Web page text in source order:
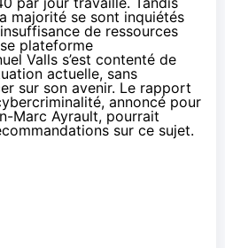
majorité se sont inquiétés
de ressources
plateforme
Valls s’est contenté de
actuelle, sans
sur son avenir. Le rapport
annoncé pour
Marc Ayrault, pourrait
sur ce sujet.